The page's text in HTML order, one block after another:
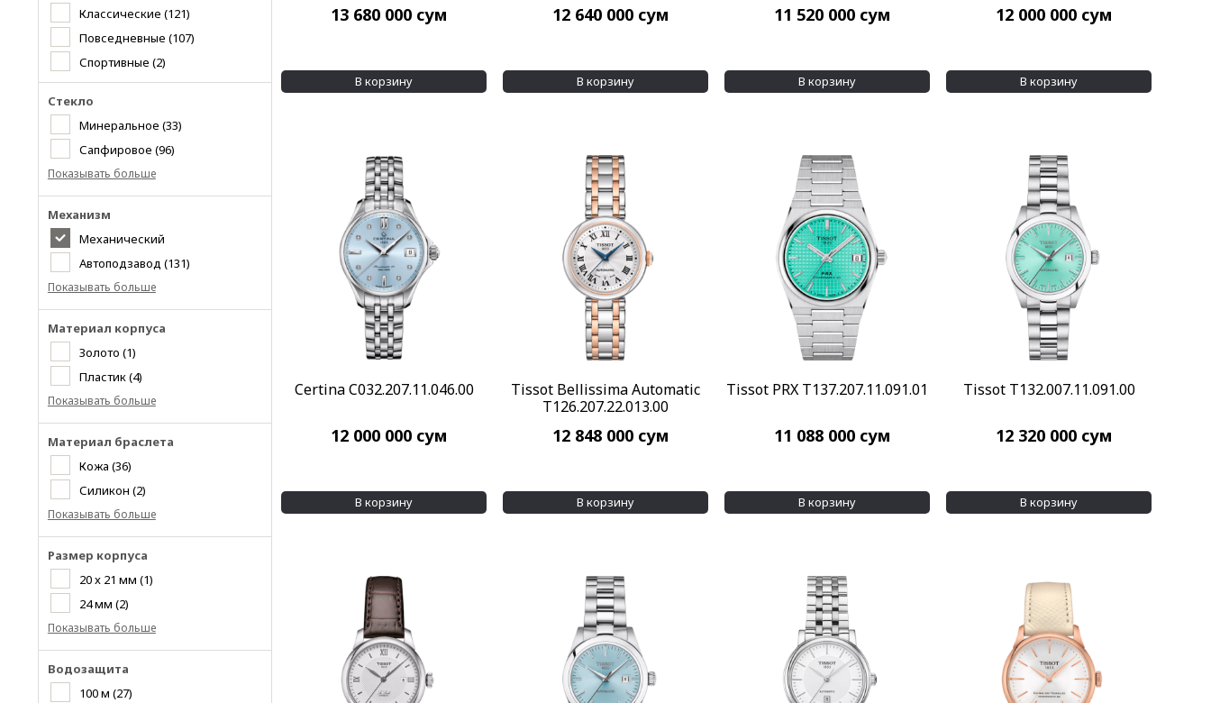
Классические (121)
Повседневные (107)
Спортивные (2)
Стекло
Минеральное (33)
Сапфировое (96)
Показывать больше
Механизм
Механический
Автоподзавод (131)
Показывать больше
Материал корпуса
Золото (1)
Пластик(4)
Показывать больше
Материал браслета
Кожа (36)
Силикон (2)
Показывать больше
Размер корпуса
20 x 21 мм (1)
24 мм (2)
Показывать больше
Водозащита
100 м (27)
13 680 000 сум
В корзину
12 640 000 сум
В корзину
11 520 000 сум
В корзину
12 000 000 сум
В корзину
Certina C032.207.11.046.00
12 000 000 сум
В корзину
Tissot Bellissima Automatic
T126.207.22.013.00
12 848 000 сум
В корзину
Tissot PRX T137.207.11.091.01
11 088 000 сум
В корзину
Tissot T132.007.11.091.00
12 320 000 сум
В корзину